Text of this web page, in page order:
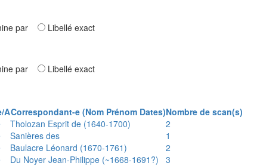
par Libellé exact
par Libellé exact
ACorrespondant-e (Nom Prénom Dates)Nombre de scan(s)
Tholozan Esprit de (1640-1700)
2
Sanières des
1
Baulacre Léonard (1670-1761)
2
Du Noyer Jean-Philippe (~1668-1691?)
3